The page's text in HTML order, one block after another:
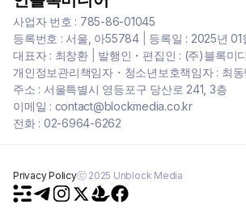
사업자 번호 : 785-86-01045
등록번호 : 서울, 아55784| 등록일 : 2025년 01
대표자 : 최창환| 발행인・편집인 : (주)블록미
개인정보관리책임자・청소년보호책임자 : 최동
주소 : 서울특별시 영등포구 당산로 241, 3층
이메일 : contact@blockmedia.co.kr
전화 : 02-6964-6262
Privacy Policyⓒ 2025 Unblock Media